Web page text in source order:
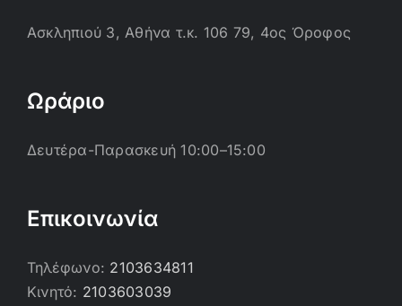
Ασκληπιού 3, Αθήνα τ.κ. 106 79, 4ος Όροφος
Ωράριο
Δευτέρα-Παρασκευή 10:00–15:00
Επικοινωνία
Τηλέφωνο: 2103634811
Κινητό: 2103603039